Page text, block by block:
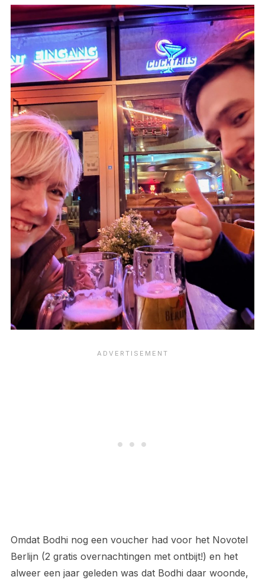
Omdat Bodhi nog een voucher had voor het Novotel
Berlijn (2 gratis overnachtingen met ontbijt!) en het
alweer een jaar geleden was dat Bodhi daar woonde,